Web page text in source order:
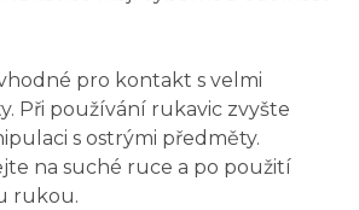
pro kontakt s velmi
Při používání rukavic zvyšte
s ostrými předměty.
na suché ruce a po použití
rukou.